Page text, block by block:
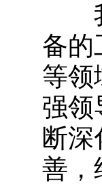
我
备的
等领
强领
断深
善，